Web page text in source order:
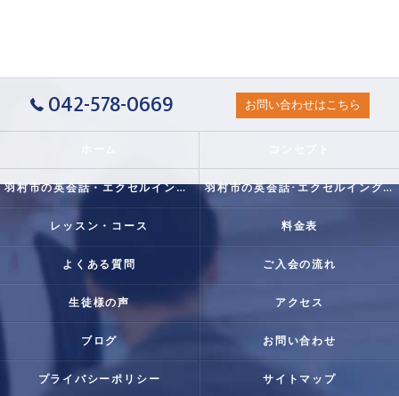
042-578-0669 お問い合わせはこちら
羽村市の英会話・エクセルイングリッシュクラブの口コミ情報 羽村市の英会話･エクセルイングリッシュクラブの評判
レッスン・コース 料金表
よくある質問 ご入会の流れ
生徒様の声 アクセス
ブログ お問い合わせ
プライバシーポリシー サイトマップ